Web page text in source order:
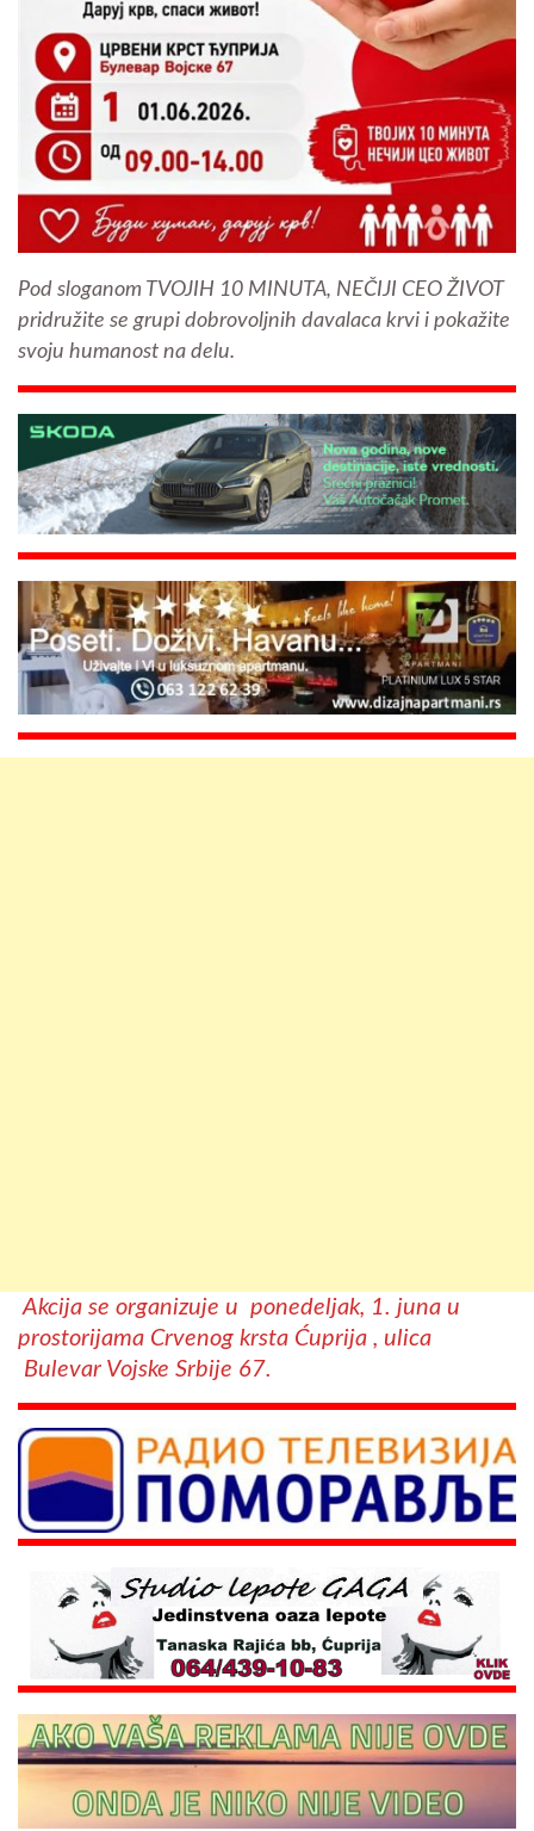
Pod sloganom TVOJIH 10 MINUTA, NEČIJI CEO ŽIVOT
pridružite se grupi dobrovoljnih davalaca krvi i pokažite
svoju humanost na delu.
Akcija se organizuje u ponedeljak, 1. juna u
prostorijama Crvenog krsta Ćuprija , ulica
Bulevar Vojske Srbije 67.